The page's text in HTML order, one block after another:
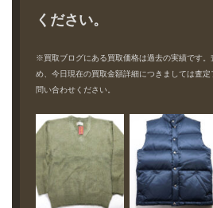
ください。
※買取ブログにある買取価格は過去の実績です。
め、今日現在の買取金額詳細につきましては査
問い合わせください。